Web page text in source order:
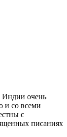
Индии очень
и со всеми
с
писаниях